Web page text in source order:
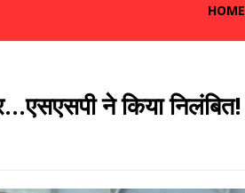
HOME
ने किया निलंबित!